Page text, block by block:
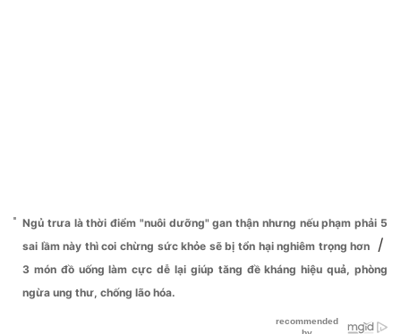
Ngủ trưa là thời điểm "nuôi dưỡng" gan thận nhưng nếu phạm phải 5
sai lầm này thì coi chừng sức khỏe sẽ bị tổn hại nghiêm trọng hơn
/
3 món đồ uống làm cực dễ lại giúp tăng đề kháng hiệu quả, phòng
ngừa ung thư, chống lão hóa.